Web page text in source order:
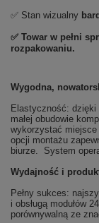
✅ Stan wizualny
✅ Towar w pełni
rozpakowaniu.
Wygodna,
Elastyczność: dzięki
małej obudowie
wykorzystać miejsce
opcji montażu
biurze. System
Wydajność i
Pełny sukces:
i obsługą modułów
porównywalną ze